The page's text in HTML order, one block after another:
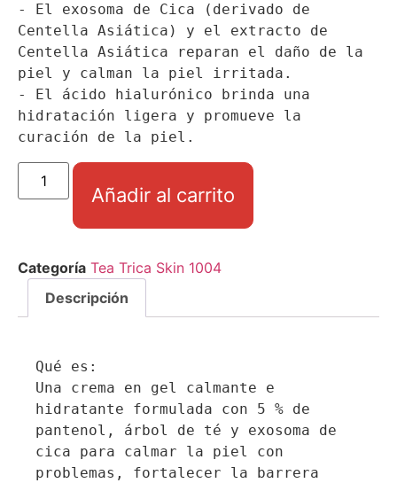
- El exosoma de Cica (derivado de
Centella Asiática) y el extracto de
Centella Asiática reparan el daño de la
piel y calman la piel irritada.
- El ácido hialurónico brinda una
hidratación ligera y promueve la
curación de la piel.
Añadir al carrito
Categoría Tea Trica Skin 1004
Descripción
Qué es:
Una crema en gel calmante e
hidratante formulada con 5 % de
pantenol, árbol de té y exosoma de
cica para calmar la piel con
problemas, fortalecer la barrera